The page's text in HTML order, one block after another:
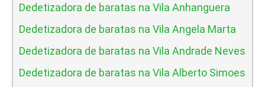
Dedetizadora de baratas na Vila Anhanguera
Dedetizadora de baratas na Vila Angela Marta
Dedetizadora de baratas na Vila Andrade Neves
Dedetizadora de baratas na Vila Alberto Simoes